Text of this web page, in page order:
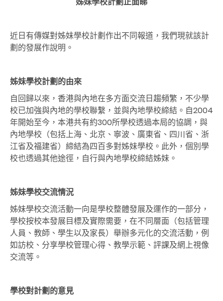
近日有傳媒對姊妹學校計劃作出不同報道，我們現就該計
劃的發展作說明。
姊妹學校計劃的由來
自回歸以來，香港與內地在多方面交流日趨頻繁，不少學
校已加強與內地的學校聯繫，並與內地學校締結。自2004
年開始至今，本港共有約300所學校透過本局的協調，與
內地學校（包括上海、北京、寧波、廣東省、四川省、浙
江省及福建省）締結為四百多對姊妹學校。此外，個別學
校也透過其他途徑，自行與內地學校締結姊妹。
姊妹學校交流情況
姊妹學校交流活動一向是學校整體發展及運作的一部分，
學校按校本發展目標及實際需要，在不同層面（包括管理
人員、教師、學生以及家長）舉辦多元化的交流活動，例
如訪校、分享學校管理心得、教學示範、評課及網上視像
交流等。
學校對計劃的意見